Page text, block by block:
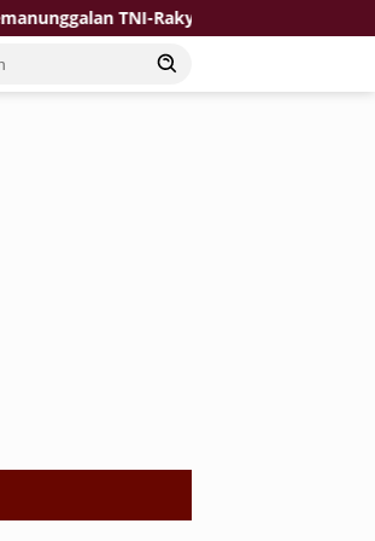
TNI-Rakyat Jadi Kekuatan TMMD di